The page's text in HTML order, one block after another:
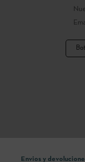
Envios y